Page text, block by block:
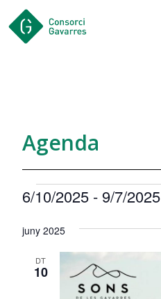
Agenda
Esdeveniments
6/10/2025 - 9/7/2025
una
juny 2025
DT
10